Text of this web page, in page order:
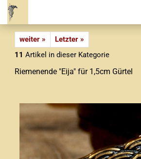
weiter »
Letzter »
11 Artikel in dieser Kategorie
Riemenende "Eija" für 1,5cm Gürtel